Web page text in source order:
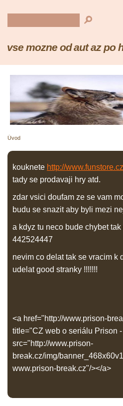
vse mozne od aut az po
Úvod
kouknete http://
tady se prodavaji hry atd.
zdar vsici doufam ze se vam
budu se snazit aby byli mezi
a kdyz tu neco bude chybet
442524447
nevim co delat tak se vracim k
udelat good stranky !!!!!!!
<a href="http://www.prison-
title="CZ web o seriálu Prison
src="http://www.prison-
break.cz/img/
www.prison-break.cz"/></a>